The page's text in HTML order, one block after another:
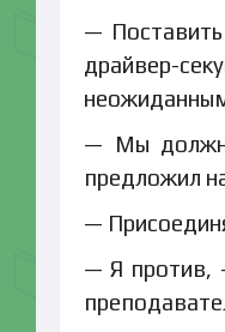
—
драйвер-
— Мы
предложил
—
— Я против,